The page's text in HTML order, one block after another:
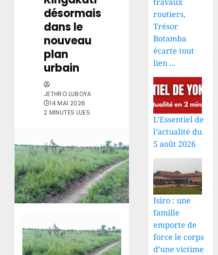
désormais
dans le
nouveau
plan
urbain
JETHRO LUBOYA
14 MAI 2026
2 MINUTES LUES
routiers,
Trésor
Botamba
écarte tout
lien ...
L’Essentiel de
l’actualité du
5 août 2026
Isiro : une
famille
emporte de
force le corps
d’une victime